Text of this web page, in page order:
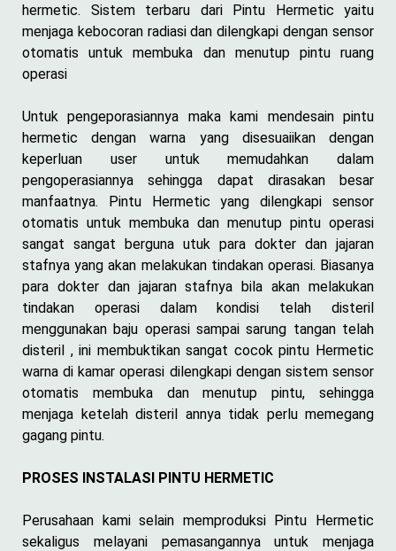
hermetic. Sistem terbaru dari Pintu Hermetic yaitu
menjaga kebocoran radiasi dan dilengkapi dengan sensor
otomatis untuk membuka dan menutup pintu ruang
operasi
Untuk pengeporasiannya maka kami mendesain pintu
hermetic dengan warna yang disesuaiikan dengan
keperluan user untuk memudahkan dalam
pengoperasiannya sehingga dapat dirasakan besar
manfaatnya. Pintu Hermetic yang dilengkapi sensor
otomatis untuk membuka dan menutup pintu operasi
sangat sangat berguna utuk para dokter dan jajaran
stafnya yang akan melakukan tindakan operasi. Biasanya
para dokter dan jajaran stafnya bila akan melakukan
tindakan operasi dalam kondisi telah disteril
menggunakan baju operasi sampai sarung tangan telah
disteril , ini membuktikan sangat cocok pintu Hermetic
warna di kamar operasi dilengkapi dengan sistem sensor
otomatis membuka dan menutup pintu, sehingga
menjaga ketelah disteril annya tidak perlu memegang
gagang pintu.
PROSES INSTALASI PINTU HERMETIC
Perusahaan kami selain memproduksi Pintu Hermetic
sekaligus melayani pemasangannya untuk menjaga